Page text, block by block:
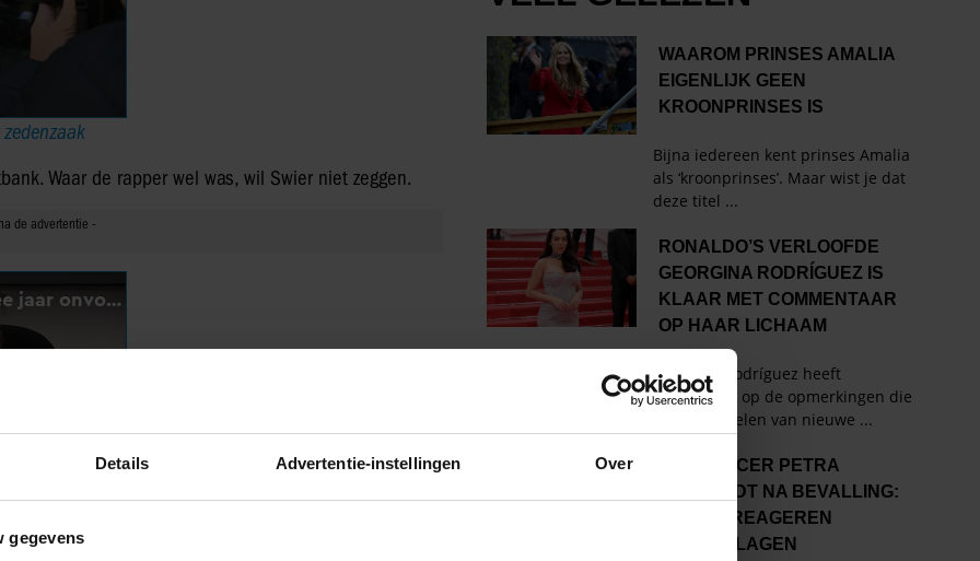
Details Advertentie-instellingen Over
gegevens
Waar de rapper wel was, wil Swier niet zeggen.